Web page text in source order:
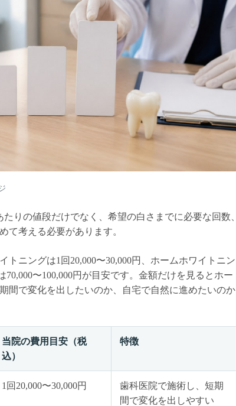
りの値段だけでなく、希望の白さまでに必要な回数、
て考える必要があります。
トニングは1回20,000〜30,000円、ホームホワイトニン
〜100,000円が目安です。金額だけを見るとホー
間で変化を出したいのか、自宅で自然に進めたいのか
当院の費用目安（税
込）
特徴
1回20,000〜30,000円
歯科医院で施術し、短期
間で変化を出しやすい